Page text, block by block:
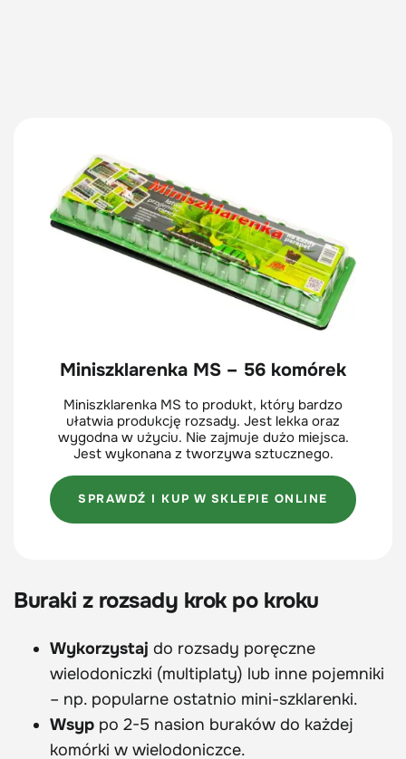
Miniszklarenka MS – 56 komórek
Miniszklarenka MS to produkt, który bardzo
ułatwia produkcję rozsady. Jest lekka oraz
wygodna w użyciu. Nie zajmuje dużo miejsca.
Jest wykonana z tworzywa sztucznego.
SPRAWDŹ I KUP W SKLEPIE ONLINE
Buraki z rozsady krok po kroku
Wykorzystaj do rozsady poręczne
wielodoniczki (multiplaty) lub inne pojemniki
– np. popularne ostatnio mini-szklarenki.
Wsyp po 2-5 nasion buraków do każdej
komórki w wielodoniczce.